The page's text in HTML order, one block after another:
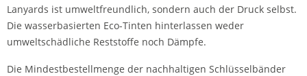
Lanyards ist umweltfreundlich, sondern auch der Druck selbst.
Die wasserbasierten Eco-Tinten hinterlassen weder
umweltschädliche Reststoffe noch Dämpfe.
Die Mindestbestellmenge der nachhaltigen Schlüsselbänder